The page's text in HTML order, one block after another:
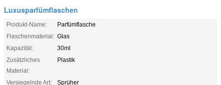
Luxusparfümflaschen
Produkt-Name:
Parfümflasche
Flaschenmaterial: Glas
Kapazität:
30ml
Zusätzliches
Material:
Plastik
Versiegelnde Art:
Sprüher